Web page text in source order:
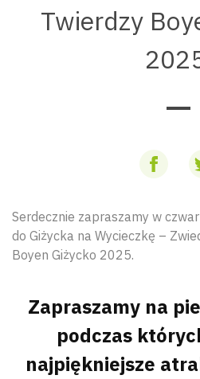
Twierdzy
Serdecznie zapraszamy w
do Giżycka na Wycieczkę –
Boyen Giżycko 2025.
Zapraszamy na
podczas
najpiękniejsze